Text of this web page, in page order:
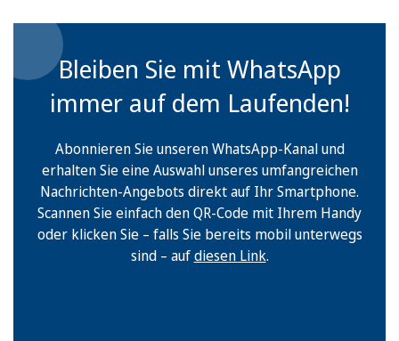
Bleiben Sie mit WhatsApp
immer auf dem Laufenden!
Abonnieren Sie unseren WhatsApp-Kanal und
erhalten Sie eine Auswahl unseres umfangreichen
Nachrichten-Angebots direkt auf Ihr Smartphone.
Scannen Sie einfach den QR-Code mit Ihrem Handy
oder klicken Sie – falls Sie bereits mobil unterwegs
sind – aufdiesen Link.